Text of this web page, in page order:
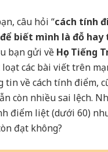
câu hỏi “cách tính
biết mình là đỗ
bạn gửi về Học Tiếng
các bài viết trên
tin về cách tính điểm,
còn nhiều sai lệch.
điểm liệt (dưới 60)
đạt không?